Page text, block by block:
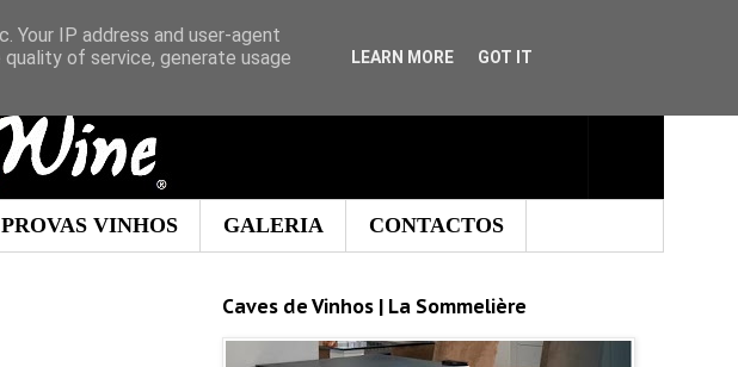
PROVAS VINHOS GALERIA CONTACTOS
Caves de Vinhos | La Sommelière
Your IP address and user-agent
of service, generate usage
LEARN MORE GOT IT